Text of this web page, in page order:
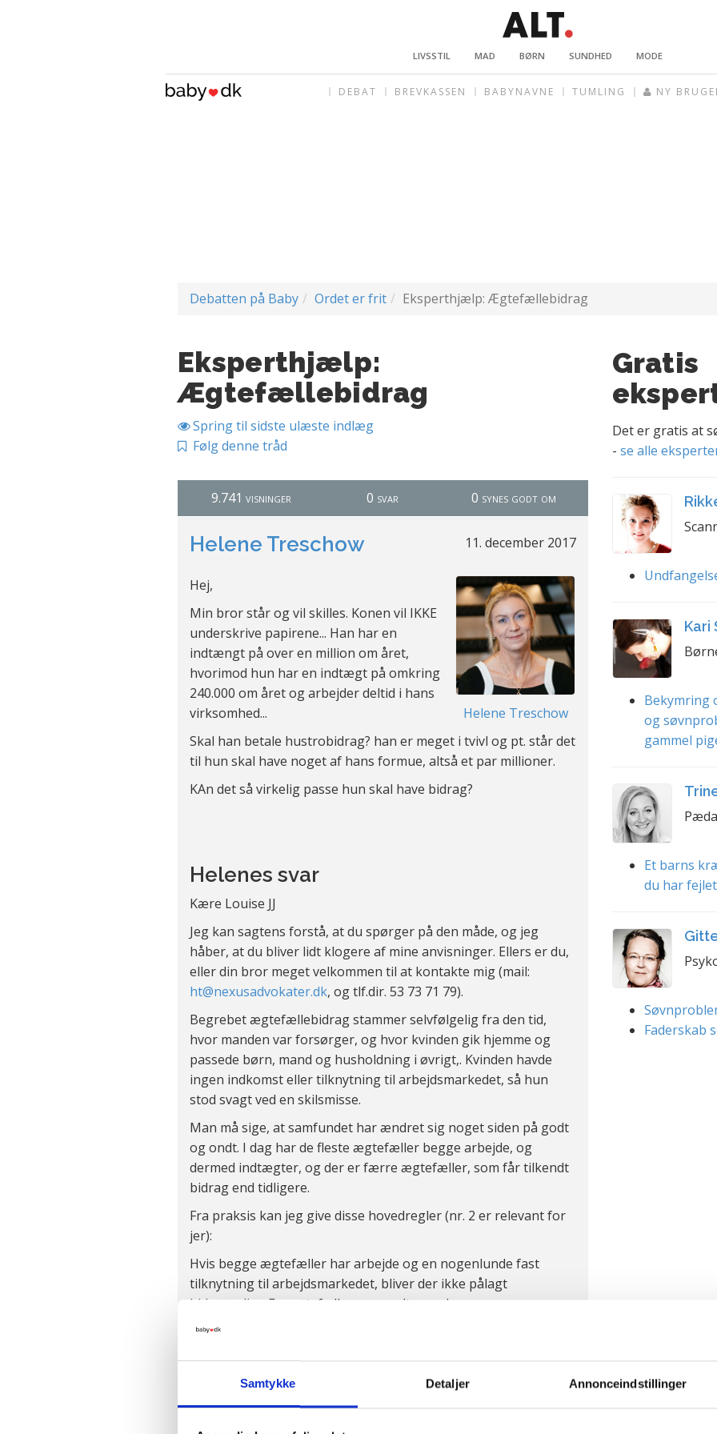
Samtykke Detaljer Annonceindstillinger
LIVSSTIL MAD BØRN SUNDHED MODE
DEBAT BREVKASSEN BABYNAVNE TUMLING NY
Debatten på Baby Ordet er frit Eksperthjælp: Ægtefællebidrag
Eksperthjælp:
Ægtefællebidrag
Spring til sidste ulæste indlæg
Følg denne tråd
9.741 visninger 0 svar 0 synes godt om
11. december 2017
Helene Treschow
Helene Treschow
Hej,
Min bror står og vil skilles. Konen vil IKKE
underskrive papirene... Han har en
indtængt på over en million om året,
hvorimod hun har en indtægt på omkring
240.000 om året og arbejder deltid i hans
virksomhed...
Skal han betale hustrobidrag? han er meget i tvivl og pt. står det
til hun skal have noget af hans formue, altså et par millioner.
KAn det så virkelig passe hun skal have bidrag?
Helenes svar
Kære Louise JJ
Jeg kan sagtens forstå, at du spørger på den måde, og jeg
håber, at du bliver lidt klogere af mine anvisninger. Ellers er du,
eller din bror meget velkommen til at kontakte mig (mail:
ht@nexusadvokater.dk, og tlf.dir. 53 73 71 79).
Begrebet ægtefællebidrag stammer selvfølgelig fra den tid,
hvor manden var forsørger, og hvor kvinden gik hjemme og
passede børn, mand og husholdning i øvrigt,. Kvinden havde
ingen indkomst eller tilknytning til arbejdsmarkedet, så hun
stod svagt ved en skilsmisse.
Man må sige, at samfundet har ændret sig noget siden på godt
og ondt. I dag har de fleste ægtefæller begge arbejde, og
dermed indtægter, og der er færre ægtefæller, som får tilkendt
bidrag end tidligere.
Fra praksis kan jeg give disse hovedregler (nr. 2 er relevant for
jer):
Hvis begge ægtefæller har arbejde og en nogenlunde fast
tilknytning til arbejdsmarkedet, bliver der ikke pålagt
bidragspligt. En ægtefælle som modtager dagpenge pga.
arbejdsløshed, vil dog ikke automatisk få tilkendt bidrag – det
arbejde. Dvs. jo mere fast tilknytning, ægtefællen har til
arbejdsmarkedet, jo mindre sandsynligt er det, at der tilkendes
bidrag.
Gratis
Det er gratis at
- se alle
Kari
Bekymring
og
gammel
Et barns
du har
Faderskab